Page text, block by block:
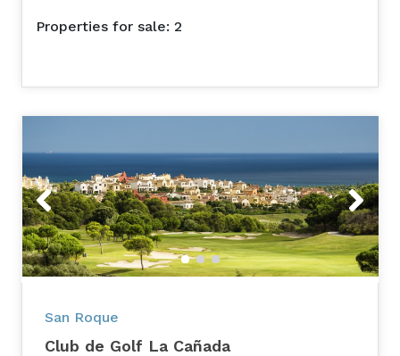
Properties for sale: 2
Previous Next
San Roque
Club de Golf La Cañada